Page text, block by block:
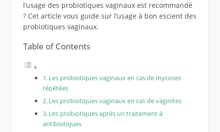
l’usage des probiotiques vaginaux est recommandé
? Cet article vous guide sur l’usage à bon escient des
probiotiques vaginaux.
Table of Contents
Les probiotiques vaginaux en cas de mycoses
répétées
Les probiotiques vaginaux en cas de vaginites
Les probiotiques après un traitement à
antibiotiques